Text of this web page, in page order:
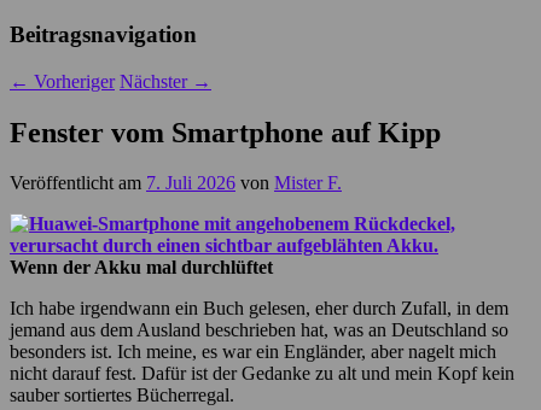
Beitragsnavigation
← Vorheriger Nächster →
Fenster vom Smartphone auf Kipp
Veröffentlicht am 7. Juli 2026 von Mister F.
Wenn der Akku mal durchlüftet
Ich habe irgendwann ein Buch gelesen, eher durch Zufall, in dem
jemand aus dem Ausland beschrieben hat, was an Deutschland so
besonders ist. Ich meine, es war ein Engländer, aber nagelt mich
nicht darauf fest. Dafür ist der Gedanke zu alt und mein Kopf kein
sauber sortiertes Bücherregal.